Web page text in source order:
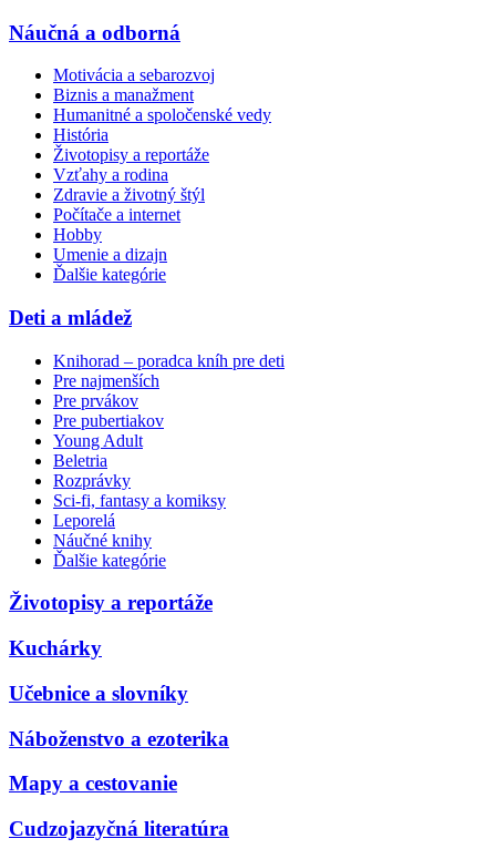
Náučná a odborná
Motivácia a sebarozvoj
Biznis a manažment
Humanitné a spoločenské vedy
História
Životopisy a reportáže
Vzťahy a rodina
Zdravie a životný štýl
Počítače a internet
Hobby
Umenie a dizajn
Ďalšie kategórie
Deti a mládež
Knihorad – poradca kníh pre deti
Pre najmenších
Pre prvákov
Pre pubertiakov
Young Adult
Beletria
Rozprávky
Sci-fi, fantasy a komiksy
Leporelá
Náučné knihy
Ďalšie kategórie
Životopisy a reportáže
Kuchárky
Učebnice a slovníky
Náboženstvo a ezoterika
Mapy a cestovanie
Cudzojazyčná literatúra